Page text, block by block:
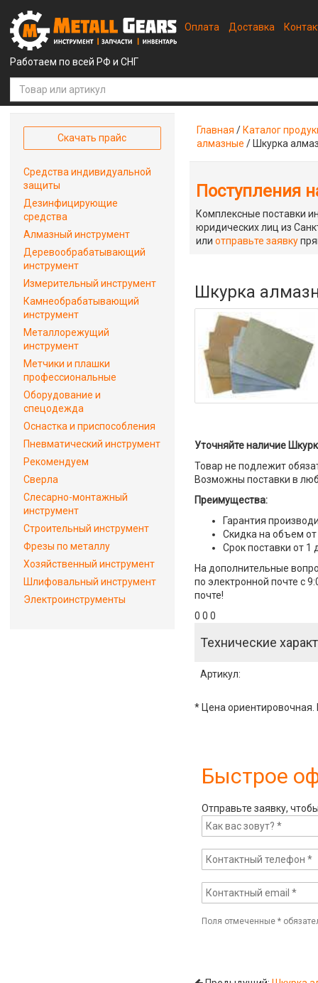
Работаем по всей РФ и СНГ
Оплата Доставка
Главная / Каталог
алмазные / Шкурка
Поступления
Комплексные поставки
юридических лиц из
илиотправьте заявку
Шкурка
Уточняйте наличие
Товар не подлежит
Возможны поставки в
Преимущества:
Гарантия
Скидка на объем от
Срок поставки от 1
На дополнительные
по электронной почте с
почте!
0 0 0
Технические
Артикул:
* Цена ориентировочная.
Быстрое
Отправьте заявку,
Поля отмеченные*
Скачать прайс
Средства индивидуальной
защиты
Дезинфицирующие
средства
Алмазный инструмент
Деревообрабатывающий
инструмент
Измерительный инструмент
Камнеобрабатывающий
инструмент
Металлорежущий
инструмент
Метчики и плашки
профессиональные
Оборудование и
спецодежда
Оснастка и приспособления
Пневматический инструмент
Рекомендуем
Сверла
Слесарно-монтажный
инструмент
Строительный инструмент
Фрезы по металлу
Хозяйственный инструмент
Шлифовальный инструмент
Электроинструменты